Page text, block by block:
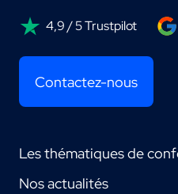
4,9 / 5 Trustpilot
Contactez-nous
Les thématiques de
Nos actualités